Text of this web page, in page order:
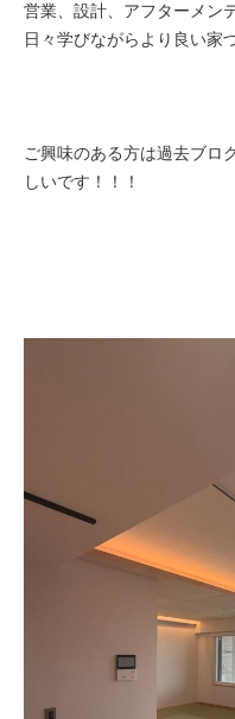
営業、設計、アフターメン
日々学びながらより良い家
ご興味のある方は過去ブロ
しいです！！！